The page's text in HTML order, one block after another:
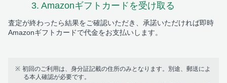
3. Amazonギフトカード を受け取る
査定が終わったら結果をご確認いただき、承諾いただければ即時
Amazonギフトカードで代金をお支払いします。
初回のご利用は、身分証記載の住所のみとなります。別途、郵送によ
る本人確認が必要です。